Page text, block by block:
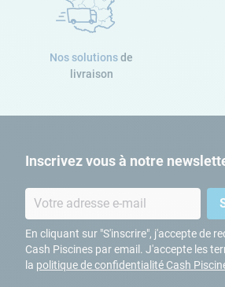
plus rapidement. Ainsi, vous
blocs de polystyrène droits pour
fournis dans le kit, l'étanchéité latérale
aucune fuite de béton
Ce kit contient :
Nos solutionsde
livraison
Inscrivez vous à notre
En cliquant sur "S'inscrire", j'accepte de
Cash Piscines par email. J'accepte les
la politique de confidentialité Cash